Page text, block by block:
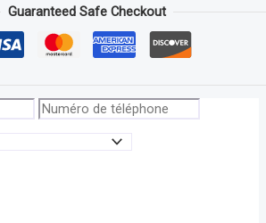
Guaranteed Safe Checkout